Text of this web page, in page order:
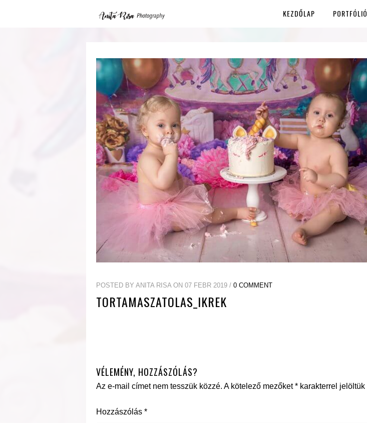
KEZDŐLAP PORTFÓLIÓ
POSTED BY ANITA RISA ON 07 FEBR 2019 / 0 COMMENT
TORTAMASZATOLAS_IKREK
VÉLEMÉNY, HOZZÁSZÓLÁS?
Az e-mail címet nem tesszük közzé. A kötelező mezőket* karakterrel jelöltük
Hozzászólás *